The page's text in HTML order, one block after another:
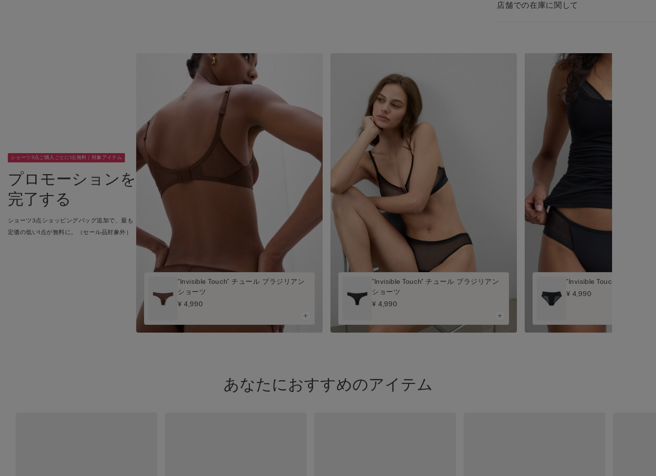
店舗での在庫に関して
ショーツ3点ご購入ごとに1点無料｜対象アイテム
プロモーションを
完了する
ショーツ3点ショッピングバッグ追加で、最も
定価の低い1点が無料に。（セール品対象外）
"Invisible Touch" チュール ブラジリアン
ショーツ
¥ 4,990
"Invisible Touch" チュール ブラジリアン
ショーツ
¥ 4,990
"Invisible Touch" チュール
¥ 4,990
あなたにおすすめのアイテム